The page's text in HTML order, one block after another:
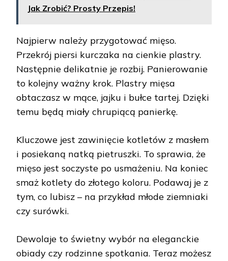
Jak Zrobić? Prosty Przepis!
Najpierw należy przygotować mięso.
Przekrój piersi kurczaka na cienkie plastry.
Następnie delikatnie je rozbij. Panierowanie
to kolejny ważny krok. Plastry mięsa
obtaczasz w mące, jajku i bułce tartej. Dzięki
temu będą miały chrupiącą panierkę.
Kluczowe jest zawinięcie kotletów z masłem
i posiekaną natką pietruszki. To sprawia, że
mięso jest soczyste po usmażeniu. Na koniec
smaż kotlety do złotego koloru. Podawaj je z
tym, co lubisz – na przykład młode ziemniaki
czy surówki.
Dewolaje to świetny wybór na eleganckie
obiady czy rodzinne spotkania. Teraz możesz